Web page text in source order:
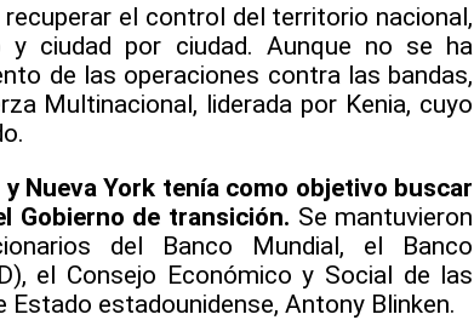
el control del territorio nacional,
ciudad por ciudad. Aunque no se ha
de las operaciones contra las bandas,
Multinacional, liderada por Kenia, cuyo
Nueva York tenía como objetivo buscar
Gobierno de transición. Se mantuvieron
del Banco Mundial, el Banco
el Consejo Económico y Social de las
Estado estadounidense, Antony Blinken.